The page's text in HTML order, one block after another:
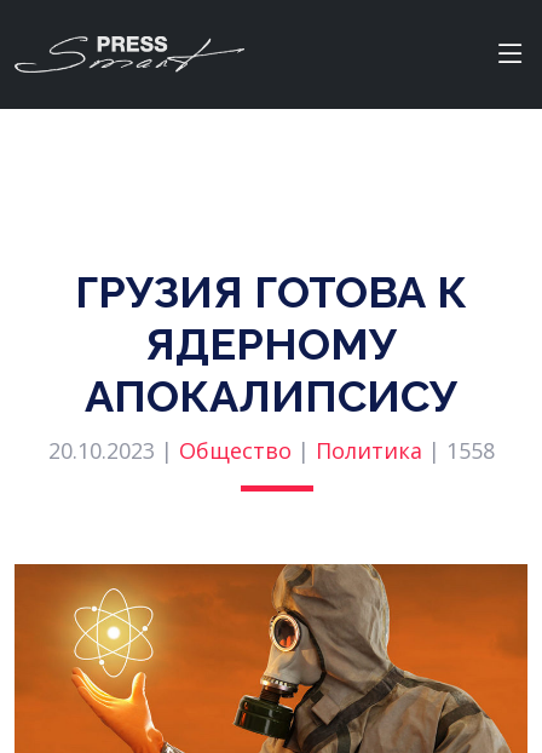
ГРУЗИЯ ГОТОВА К
ЯДЕРНОМУ
АПОКАЛИПСИСУ
20.10.2023 | Общество | Политика | 1558